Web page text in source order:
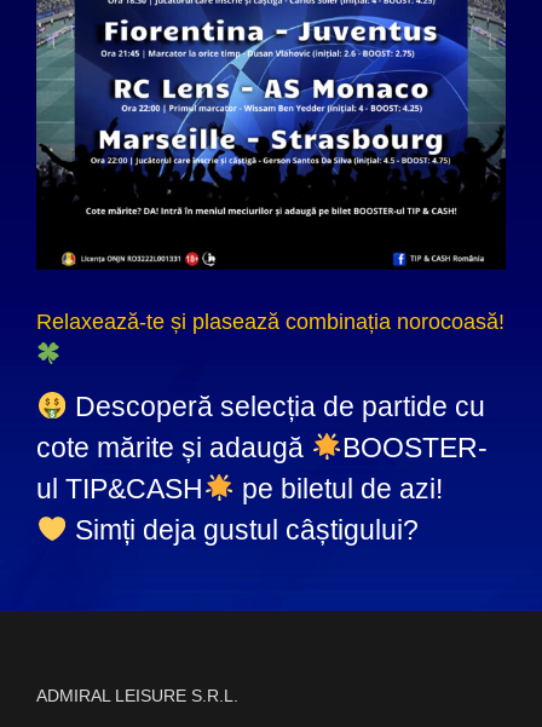
Relaxează-te și plasează combinația norocoasă!
Descoperă selecția de partide cu
cote mărite și adaugă
BOOSTER-
ul TIP&CASH
pe biletul de azi!
Simți deja gustul câștigului?
ADMIRAL LEISURE S.R.L.